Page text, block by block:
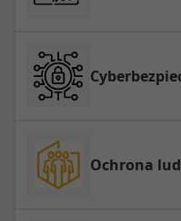
Ochrona